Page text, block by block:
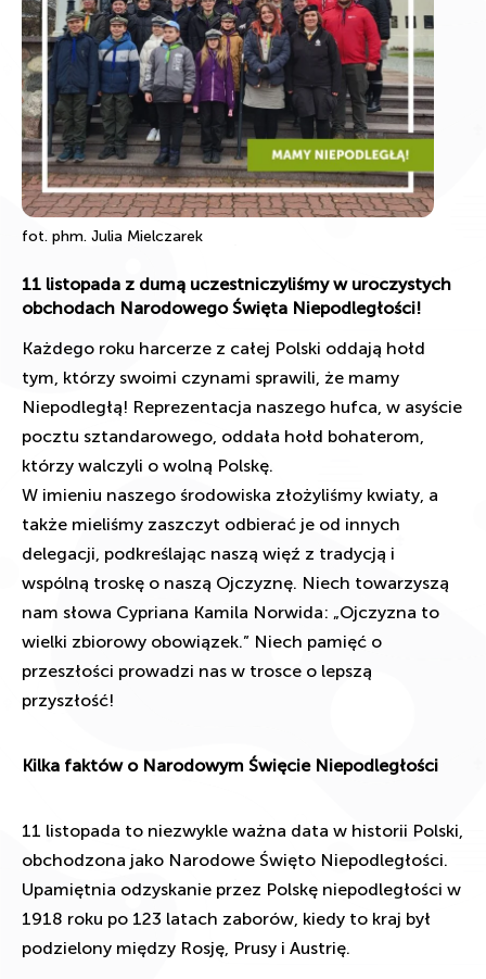
fot. phm. Julia Mielczarek
11 listopada z dumą uczestniczyliśmy w uroczystych
obchodach Narodowego Święta Niepodległości!
Każdego roku harcerze z całej Polski oddają hołd
tym, którzy swoimi czynami sprawili, że mamy
Niepodległą! Reprezentacja naszego hufca, w asyście
pocztu sztandarowego, oddała hołd bohaterom,
którzy walczyli o wolną Polskę.
W imieniu naszego środowiska złożyliśmy kwiaty, a
także mieliśmy zaszczyt odbierać je od innych
delegacji, podkreślając naszą więź z tradycją i
wspólną troskę o naszą Ojczyznę. Niech towarzyszą
nam słowa Cypriana Kamila Norwida: „Ojczyzna to
wielki zbiorowy obowiązek.” Niech pamięć o
przeszłości prowadzi nas w trosce o lepszą
przyszłość!
Kilka faktów o Narodowym Święcie Niepodległości
11 listopada to niezwykle ważna data w historii Polski,
obchodzona jako Narodowe Święto Niepodległości.
Upamiętnia odzyskanie przez Polskę niepodległości w
1918 roku po 123 latach zaborów, kiedy to kraj był
podzielony między Rosję, Prusy i Austrię.